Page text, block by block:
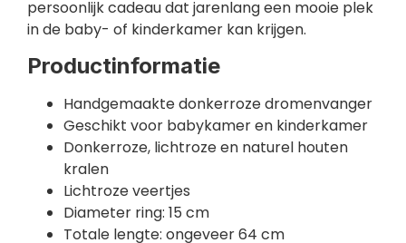
persoonlijk cadeau dat jarenlang een mooie plek
in de baby- of kinderkamer kan krijgen.
Productinformatie
Handgemaakte donkerroze dromenvanger
Geschikt voor babykamer en kinderkamer
Donkerroze, lichtroze en naturel houten
kralen
Lichtroze veertjes
Diameter ring: 15 cm
Totale lengte: ongeveer 64 cm